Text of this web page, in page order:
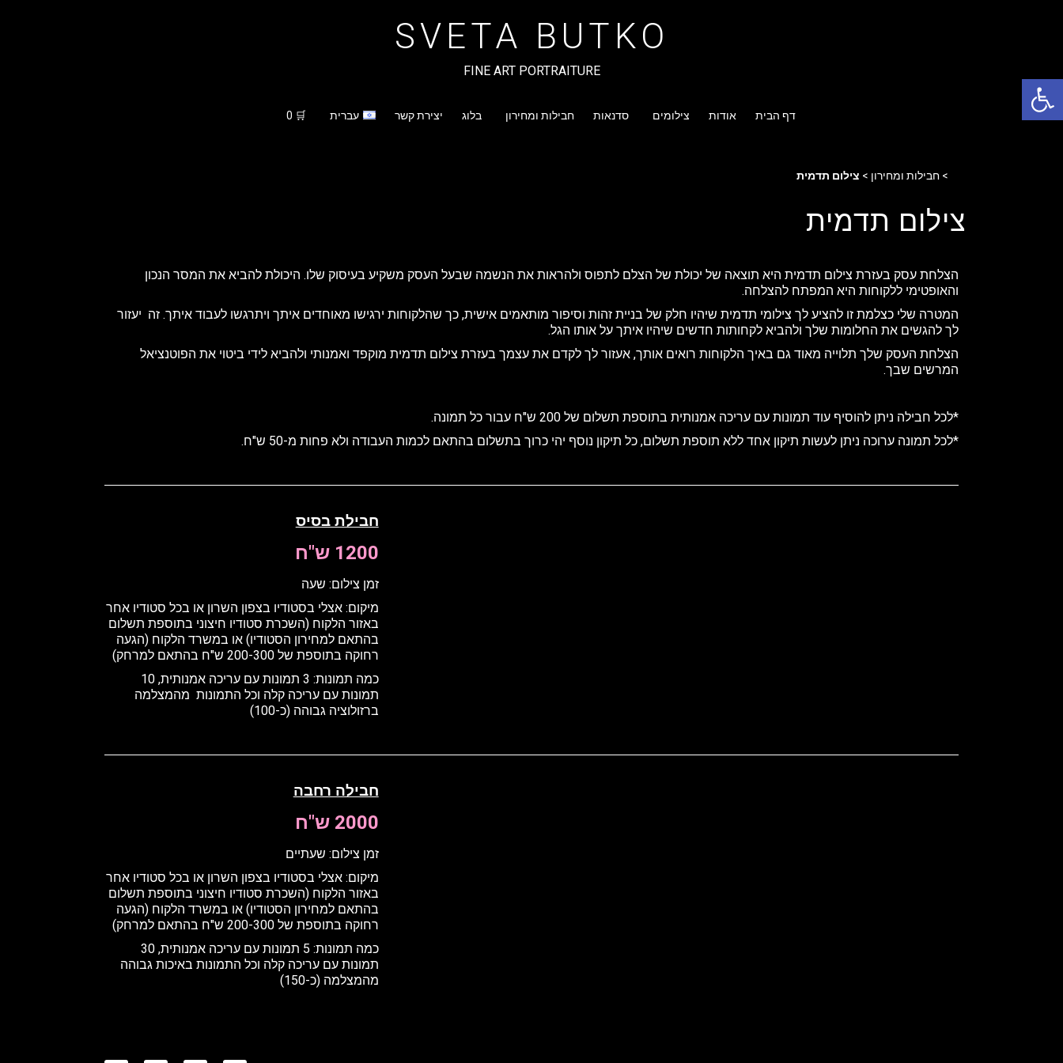
SVETA BUTKO
FINE ART PORTRAITURE
דף הבית אודות צילומים סדנאות חבילות ומחירון בלוג יצירת קשר עברית 🛒
0
Home
> חבילות ומחירון > צילום תדמית
צילום תדמית
הצלחת עסק בעזרת צילום תדמית היא תוצאה של יכולת של הצלם לתפוס ולהראות את הנשמה שבעל העסק משקיע בעיסוק שלו. היכולת להביא את המסר הנכון
והאופטימי ללקוחות היא המפתח להצלחה.
המטרה שלי כצלמת זו להציע לך צילומי תדמית שיהיו חלק של בניית זהות וסיפור מותאמים אישית, כך שהלקוחות ירגישו מאוחדים איתך ויתרגשו לעבוד איתך. זה יעזור
לך להגשים את החלומות שלך ולהביא לקחותות חדשים שיהיו איתך על אותו הגל.
הצלחת העסק שלך תלוייה מאוד גם באיך הלקוחות רואים אותך, אעזור לך לקדם את עצמך בעזרת צילום תדמית מוקפד ואמנותי ולהביא לידי ביטוי את הפוטנציאל
המרשים שבך.
*לכל חבילה ניתן להוסיף עוד תמונות עם עריכה אמנותית בתוספת תשלום של 200 ש"ח עבור כל תמונה.
*לכל תמונה ערוכה ניתן לעשות תיקון אחד ללא תוספת תשלום, כל תיקון נוסף יהי כרוך בתשלום בהתאם לכמות העבודה ולא פחות מ-50 ש"ח.
חבילת בסיס
1200 ש"ח
זמן צילום: שעה
מיקום: אצלי בסטודיו בצפון השרוןאו בכל סטודיו אחר
באזור הלקוח (השכרת סטודיו חיצוני בתוספת תשלום
בהתאם למחירון הסטודיו) או במשרד הלקוח (הגעה
רחוקה בתוספת של 200-300 ש"ח בהתאם למרחק
)
כמה תמונות: 3 תמונות עם עריכה אמנותית, 10
תמונות עם עריכה קלה וכל התמונות מהמצלמה
ברזולוציה גבוהה (כ-100)
חבילה רחבה
2000 ש"ח
זמן צילום: שעתיים
מיקום: אצלי בסטודיו בצפון השרוןאו בכל סטודיו אחר
באזור הלקוח (השכרת סטודיו חיצוני בתוספת תשלום
בהתאם למחירון הסטודיו) או במשרד הלקוח (הגעה
רחוקה בתוספת של 200-300 ש"ח בהתאם למרחק
)
כמה תמונות: 5 תמונות עם עריכה אמנותית, 30
תמונות עם עריכה קלה וכל התמונות באיכות גבוהה
מהמצלמה (כ-150)
פתח סרגל נגישות